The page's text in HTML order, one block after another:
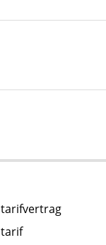
tarifvertrag
tarif